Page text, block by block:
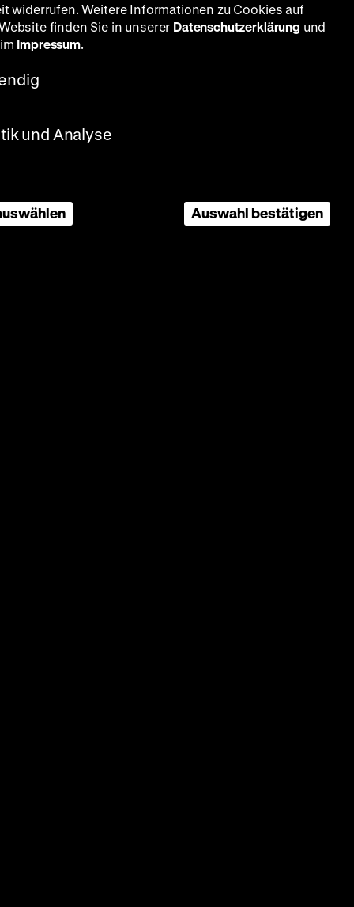
widerrufen. Weitere Informationen zu Cookies auf
finden Sie in unserer Datenschutzerklärung und
Impressum.
und Analyse
Auswahl bestätigen